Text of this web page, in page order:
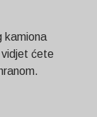
kamiona
vidjet ćete